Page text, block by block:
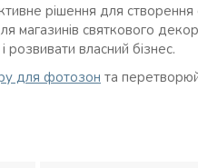
рішення для
магазинів святкового
власний бізнес.
для фотозон та